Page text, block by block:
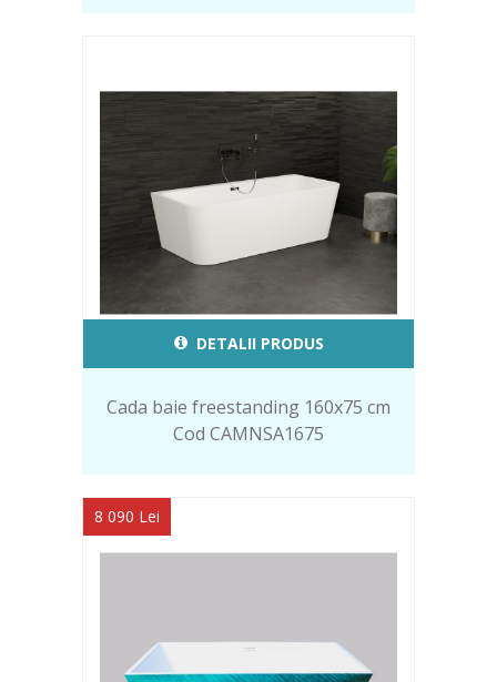
DETALII PRODUS
Cada baie freestanding 160x75 cm
Cod CAMNSA1675
8 090 Lei